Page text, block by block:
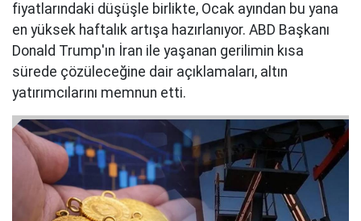
fiyatlarındaki düşüşle birlikte, Ocak ayından bu yana
en yüksek haftalık artışa hazırlanıyor. ABD Başkanı
Donald Trump'ın İran ile yaşanan gerilimin kısa
sürede çözüleceğine dair açıklamaları, altın
yatırımcılarını memnun etti.